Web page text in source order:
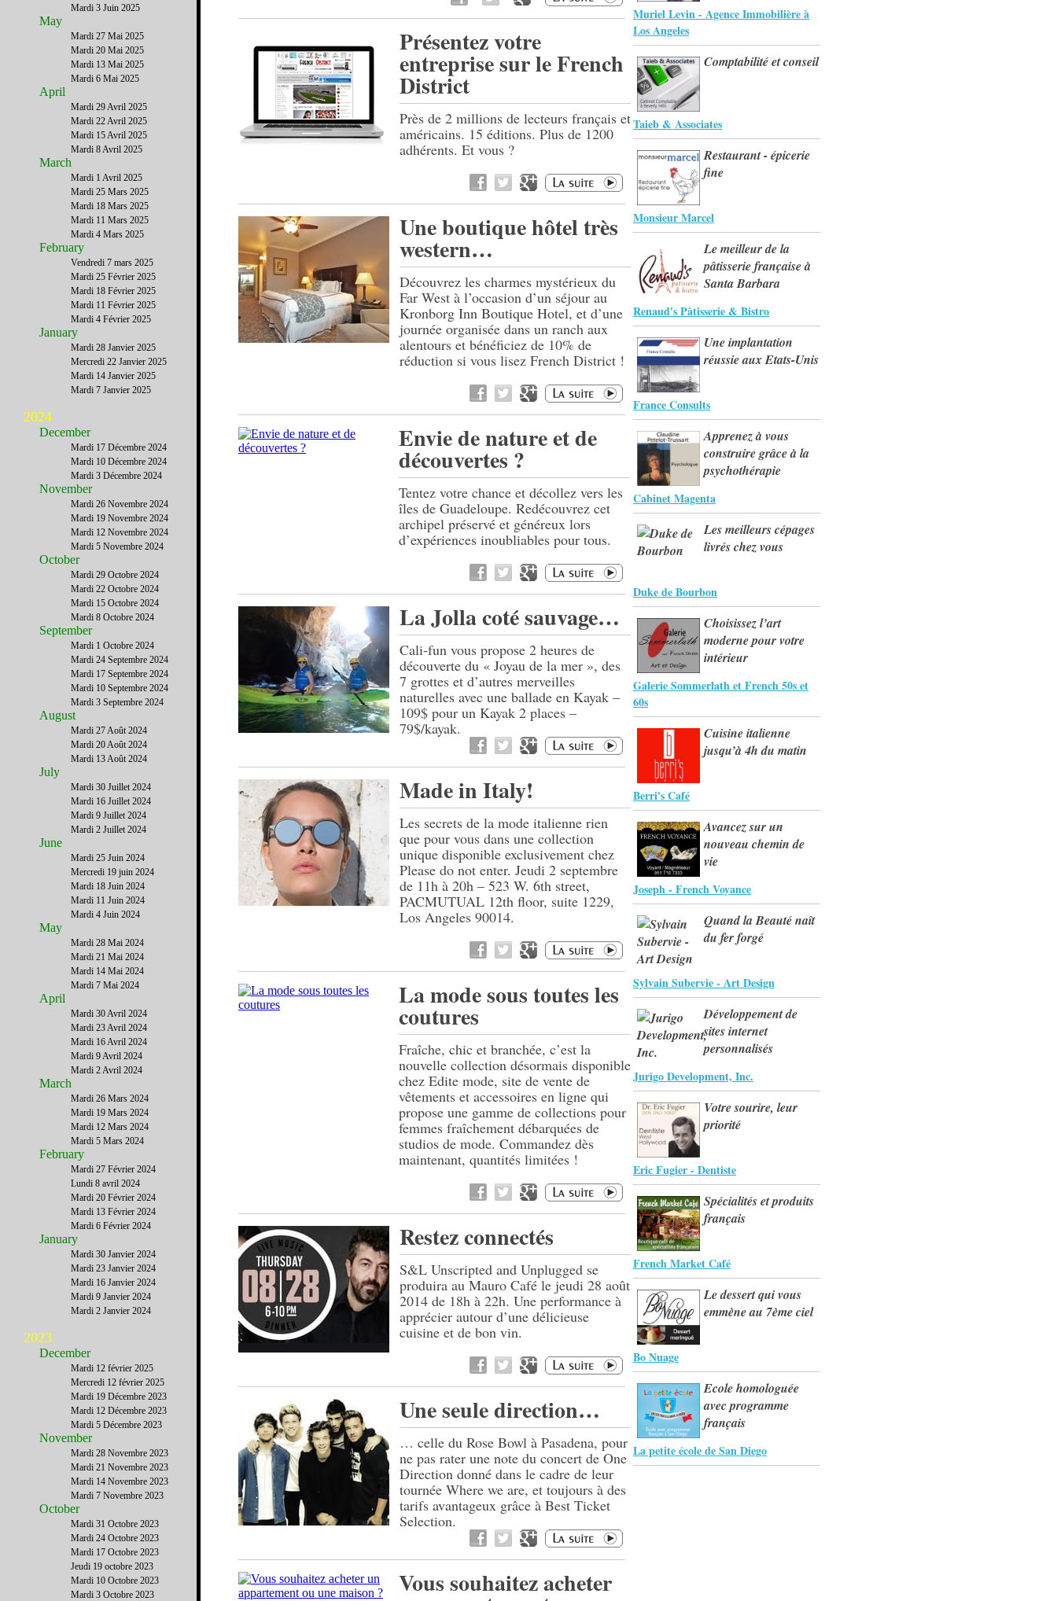
Présentez votre
entreprise sur le French
District
Près de 2 millions de lecteurs français et
américains. 15 éditions. Plus de 1200
adhérents. Et vous ?
Une boutique hôtel très
western…
Découvrez les charmes mystérieux du
Far West à l’occasion d’un séjour au
Kronborg Inn Boutique Hotel, et d’une
journée organisée dans un ranch aux
alentours et bénéficiez de 10% de
réduction si vous lisez French District !
Envie de nature et de
découvertes ?
Tentez votre chance et décollez vers les
îles de Guadeloupe. Redécouvrez cet
archipel préservé et généreux lors
d’expériences inoubliables pour tous.
La Jolla coté sauvage…
Cali-fun vous propose 2 heures de
découverte du « Joyau de la mer », des
7 grottes et d’autres merveilles
naturelles avec une ballade en Kayak –
109$ pour un Kayak 2 places –
79$/kayak.
Made in Italy!
Les secrets de la mode italienne rien
que pour vous dans une collection
unique disponible exclusivement chez
Please do not enter. Jeudi 2 septembre
de 11h à 20h – 523 W. 6th street,
PACMUTUAL 12th floor, suite 1229,
Los Angeles 90014.
La mode sous toutes les
coutures
Fraîche, chic et branchée, c’est la
nouvelle collection désormais disponible
chez Edite mode, site de vente de
vêtements et accessoires en ligne qui
propose une gamme de collections pour
femmes fraîchement débarquées de
studios de mode. Commandez dès
maintenant, quantités limitées !
Restez connectés
S&L Unscripted and Unplugged se
produira au Mauro Café le jeudi 28 août
2014 de 18h à 22h. Une performance à
apprécier autour d’une délicieuse
cuisine et de bon vin.
Une seule direction…
… celle du Rose Bowl à Pasadena, pour
ne pas rater une note du concert de One
Direction donné dans le cadre de leur
tournée Where we are, et toujours à des
tarifs avantageux grâce à Best Ticket
Selection.
Vous souhaitez acheter
Muriel Levin - Agence Immobilière à
Los Angeles
Comptabilité et conseil
Taieb & Associates
Restaurant - épicerie
fine
Monsieur Marcel
Le meilleur de la
pâtisserie française à
Santa Barbara
Renaud's Pâtisserie & Bistro
Une implantation
réussie aux Etats-Unis
France Consults
Apprenez à vous
construire grâce à la
psychothérapie
Cabinet Magenta
Les meilleurs cépages
livrés chez vous
Duke de Bourbon
Choisissez l’art
moderne pour votre
intérieur
Galerie Sommerlath et French 50s et
60s
Cuisine italienne
jusqu’à 4h du matin
Berri's Café
Avancez sur un
nouveau chemin de
vie
Joseph - French Voyance
Quand la Beauté naît
du fer forgé
Sylvain Subervie - Art Design
Développement de
sites internet
personnalisés
Jurigo Development, Inc.
Votre sourire, leur
priorité
Eric Fugier - Dentiste
Spécialités et produits
français
French Market Café
Le dessert qui vous
emmène au 7ème ciel
Bo Nuage
Ecole homologuée
avec programme
français
La petite école de San Diego
Mardi 3 Juin 2025
May
Mardi 27 Mai 2025
Mardi 20 Mai 2025
Mardi 13 Mai 2025
Mardi 6 Mai 2025
April
Mardi 29 Avril 2025
Mardi 22 Avril 2025
Mardi 15 Avril 2025
Mardi 8 Avril 2025
March
Mardi 1 Avril 2025
Mardi 25 Mars 2025
Mardi 18 Mars 2025
Mardi 11 Mars 2025
Mardi 4 Mars 2025
February
Vendredi 7 mars 2025
Mardi 25 Février 2025
Mardi 18 Février 2025
Mardi 11 Février 2025
Mardi 4 Février 2025
January
Mardi 28 Janvier 2025
Mercredi 22 Janvier 2025
Mardi 14 Janvier 2025
Mardi 7 Janvier 2025
2024
December
Mardi 17 Décembre 2024
Mardi 10 Décembre 2024
Mardi 3 Décembre 2024
November
Mardi 26 Novembre 2024
Mardi 19 Novembre 2024
Mardi 12 Novembre 2024
Mardi 5 Novembre 2024
October
Mardi 29 Octobre 2024
Mardi 22 Octobre 2024
Mardi 15 Octobre 2024
Mardi 8 Octobre 2024
September
Mardi 1 Octobre 2024
Mardi 24 Septembre 2024
Mardi 17 Septembre 2024
Mardi 10 Septembre 2024
Mardi 3 Septembre 2024
August
Mardi 27 Août 2024
Mardi 20 Août 2024
Mardi 13 Août 2024
July
Mardi 30 Juillet 2024
Mardi 16 Juillet 2024
Mardi 9 Juillet 2024
Mardi 2 Juillet 2024
June
Mardi 25 Juin 2024
Mercredi 19 juin 2024
Mardi 18 Juin 2024
Mardi 11 Juin 2024
Mardi 4 Juin 2024
May
Mardi 28 Mai 2024
Mardi 21 Mai 2024
Mardi 14 Mai 2024
Mardi 7 Mai 2024
April
Mardi 30 Avril 2024
Mardi 23 Avril 2024
Mardi 16 Avril 2024
Mardi 9 Avril 2024
Mardi 2 Avril 2024
March
Mardi 26 Mars 2024
Mardi 19 Mars 2024
Mardi 12 Mars 2024
Mardi 5 Mars 2024
February
Mardi 27 Février 2024
Lundi 8 avril 2024
Mardi 20 Février 2024
Mardi 13 Février 2024
Mardi 6 Février 2024
January
Mardi 30 Janvier 2024
Mardi 23 Janvier 2024
Mardi 16 Janvier 2024
Mardi 9 Janvier 2024
Mardi 2 Janvier 2024
2023
December
Mardi 12 février 2025
Mercredi 12 février 2025
Mardi 19 Décembre 2023
Mardi 12 Décembre 2023
Mardi 5 Décembre 2023
November
Mardi 28 Novembre 2023
Mardi 21 Novembre 2023
Mardi 14 Novembre 2023
Mardi 7 Novembre 2023
October
Mardi 31 Octobre 2023
Mardi 24 Octobre 2023
Mardi 17 Octobre 2023
Jeudi 19 octobre 2023
Mardi 10 Octobre 2023
Mardi 3 Octobre 2023